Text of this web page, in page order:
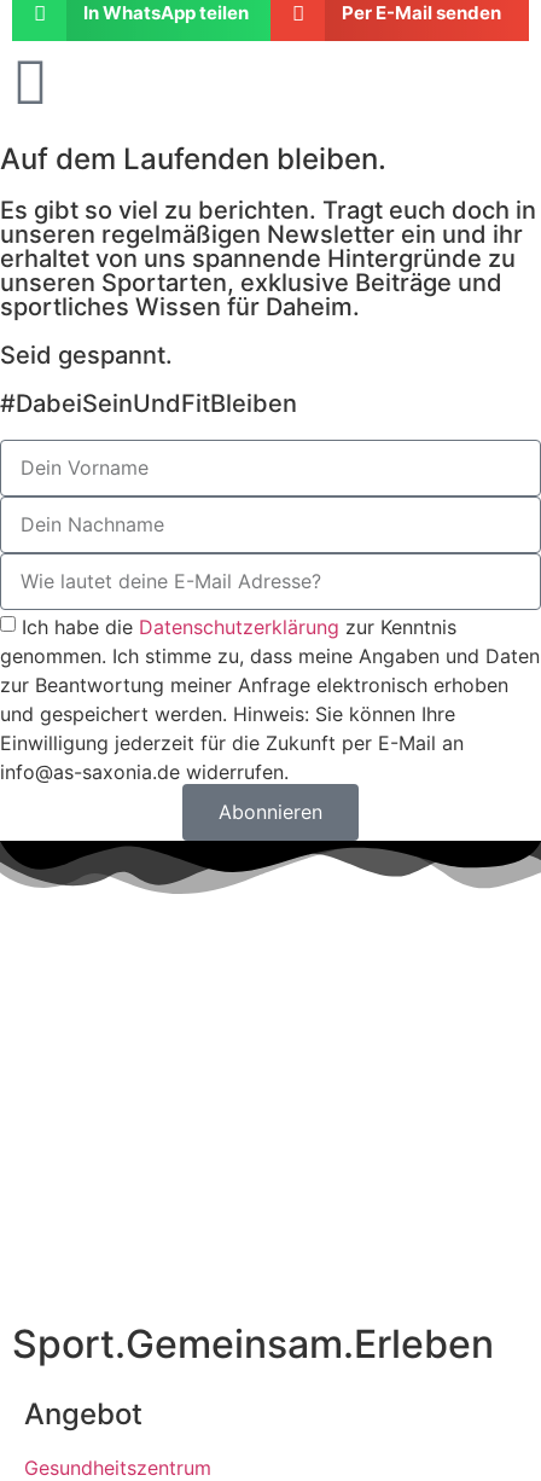
In WhatsApp teilen Per E-Mail senden
Auf dem Laufenden bleiben.
Es gibt so viel zu berichten. Tragt euch doch in
unseren regelmäßigen Newsletter ein und ihr
erhaltet von uns spannende Hintergründe zu
unseren Sportarten, exklusive Beiträge und
sportliches Wissen für Daheim.
Seid gespannt.
#DabeiSeinUndFitBleiben
Ich habe die Datenschutzerklärung zur Kenntnis
genommen. Ich stimme zu, dass meine Angaben und Daten
zur Beantwortung meiner Anfrage elektronisch erhoben
und gespeichert werden. Hinweis: Sie können Ihre
Einwilligung jederzeit für die Zukunft per E-Mail an
info@as-saxonia.de widerrufen.
Abonnieren
Sport.Gemeinsam.Erleben
Angebot
Gesundheitszentrum